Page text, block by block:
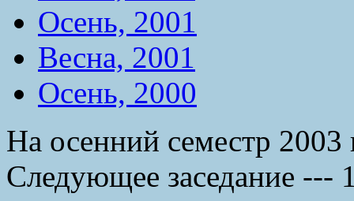
Осень, 2001
Весна, 2001
Осень, 2000
На осенний семестр 2003
Следующее заседание ---